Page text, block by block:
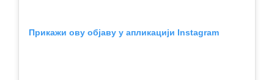
Прикажи ову објаву у апликацији Instagram